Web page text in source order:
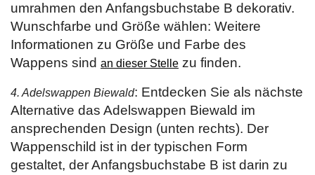
umrahmen den Anfangsbuchstabe B dekorativ.
Wunschfarbe und Größe wählen: Weitere
Informationen zu Größe und Farbe des
Wappens sind an dieser Stelle zu finden.
4. Adelswappen Biewald: Entdecken Sie als nächste
Alternative das Adelswappen Biewald im
ansprechenden Design (unten rechts). Der
Wappenschild ist in der typischen Form
gestaltet, der Anfangsbuchstabe B ist darin zu